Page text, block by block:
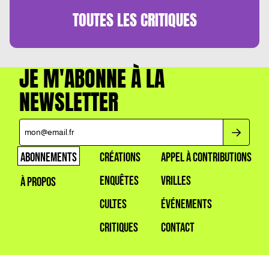
TOUTES LESCRITIQUES
JE M'ABONNE À LA
NEWSLETTER
ABONNEMENTS
À PROPOS
CRÉATIONS
ENQUÊTES
CULTES
CRITIQUES
APPEL À CONTRIBUTIONS
VRILLES
ÉVÉNEMENTS
CONTACT